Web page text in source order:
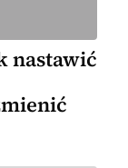
nastawić